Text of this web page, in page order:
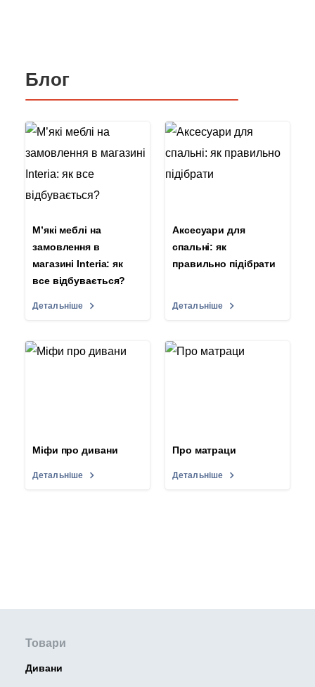
Блог
М’які меблі на
замовлення в
магазині Interia: як
все відбувається?
Детальніше
Аксесуари для
спальні: як
правильно підібрати
Детальніше
Міфи про дивани
Детальніше
Про матраци
Детальніше
Товари
Дивани